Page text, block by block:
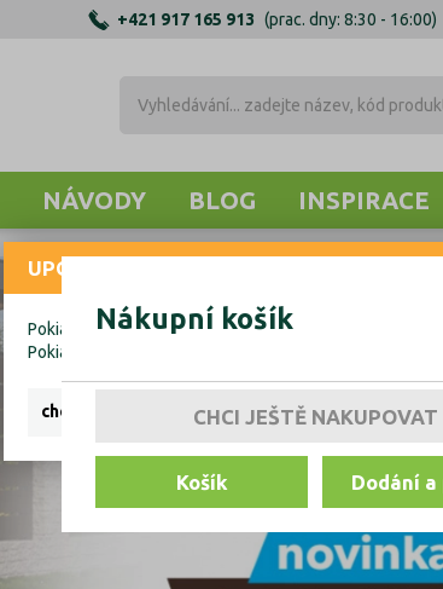
+421 917 165 913 (prac. dny: 8:30 - 16:00)
NÁVODY BLOG INSPIRACE
Nákupní košík
CHCI JEŠTĚ NAKUPOVAT
Košík Dodání
UPOZORNENIE
Pokiaľ chcete uskutočniť objednávku do Českej
Pokiaľ chcete uskutočniť objednávku na Slovensko,
chcem ostať tu